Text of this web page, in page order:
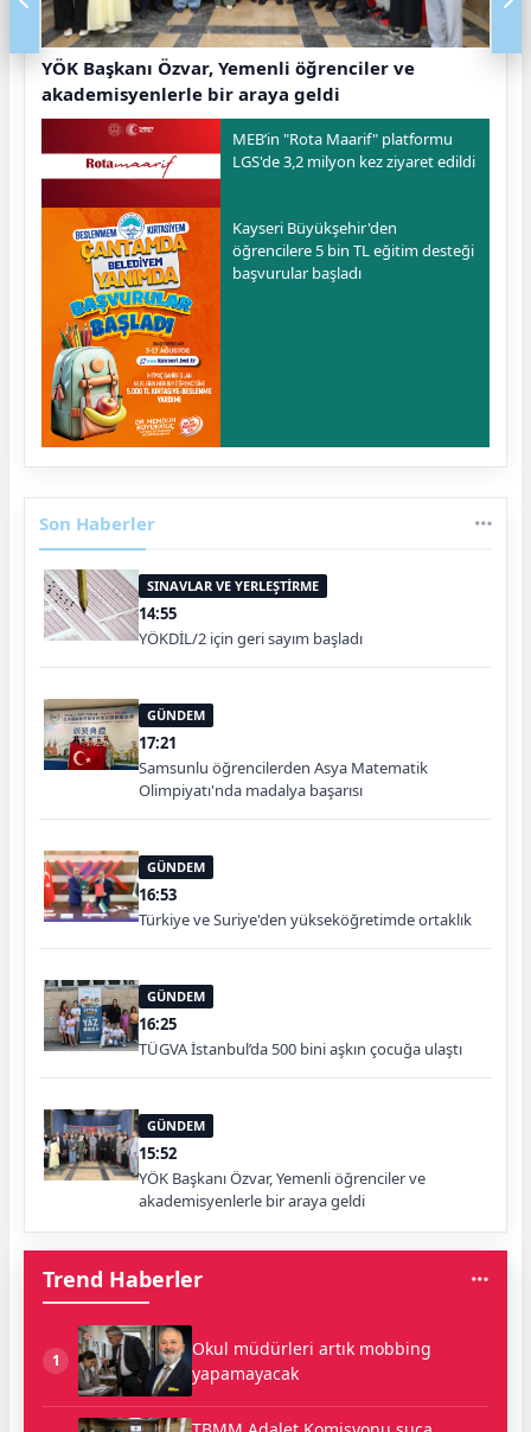
YÖK Başkanı Özvar, Yemenli öğrenciler ve
akademisyenlerle bir araya geldi
MEB’in "Rota Maarif" platformu
LGS'de 3,2 milyon kez ziyaret edildi
Kayseri Büyükşehir'den
öğrencilere 5 bin TL eğitim desteği
başvurular başladı
Son Haberler
SINAVLAR VE YERLEŞTİRME
14:55
YÖKDİL/2 için geri sayım başladı
GÜNDEM
17:21
Samsunlu öğrencilerden Asya Matematik
Olimpiyatı'nda madalya başarısı
GÜNDEM
16:53
Türkiye ve Suriye'den yükseköğretimde ortaklık
GÜNDEM
16:25
TÜGVA İstanbul’da 500 bini aşkın çocuğa ulaştı
GÜNDEM
15:52
YÖK Başkanı Özvar, Yemenli öğrenciler ve
akademisyenlerle bir araya geldi
Trend Haberler
1
Okul müdürleri artık mobbing
yapamayacak